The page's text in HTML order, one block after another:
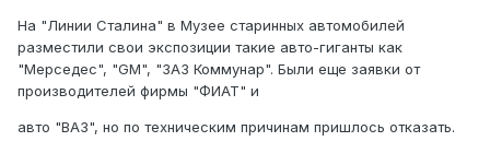
На "Линии Сталина" в Музее старинных автомобилей
разместили свои экспозиции такие авто-гиганты как
"Мерседес", "GM", "ЗАЗ Коммунар". Были еще заявки от
производителей фирмы "ФИАТ" и
авто "ВАЗ", но по техническим причинам пришлось отказать.